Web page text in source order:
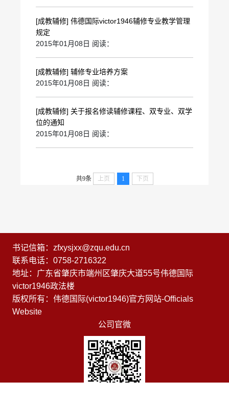
[成教辅修] 伟德国际victor1946辅修专业教学管理
规定
2015年01月08日 阅读：
[成教辅修] 辅修专业培养方案
2015年01月08日 阅读：
[成教辅修] 关于报名修读辅修课程、双专业、双学
位的通知
2015年01月08日 阅读：
共9条 上页 1 下页
书记信箱：zfxysjxx@zqu.edu.cn
联系电话：0758-2716322
地址：广东省肇庆市端州区肇庆大道55号伟德国际
victor1946政法楼
版权所有：伟德国际(victor1946)官方网站-Officials
Website
公司官微